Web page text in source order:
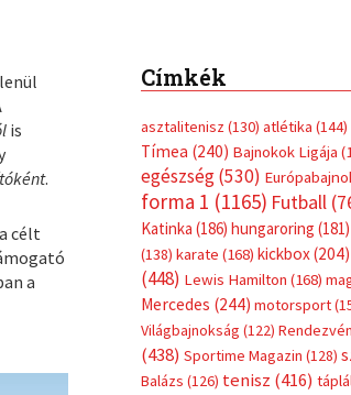
is
.
célt
a
Címkék
asztalitenisz(130)atlétika(144)
Tímea(240)Bajnokok Ligája
egészség(530)
forma 1(1165)Futball
Katinka(186)hungaroring(181)
(138)karate(168)kickbox(204)
(448) Lewis Hamilton(168)